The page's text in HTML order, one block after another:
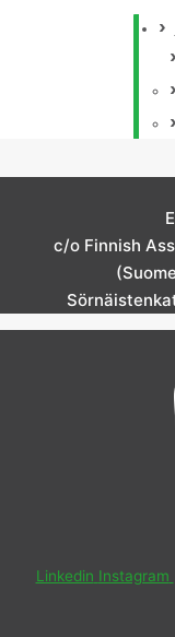
c/o Finnish
Linkedin Instagram